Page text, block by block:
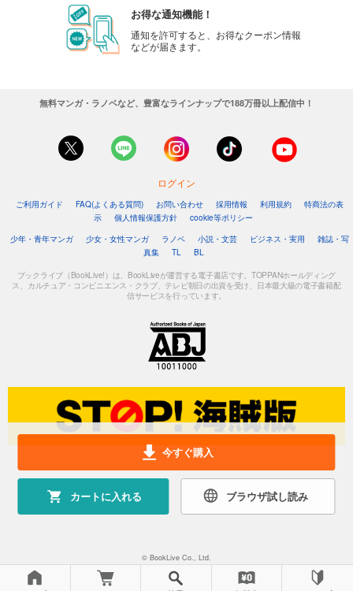
今すぐ購入
カートに入れる ブラウザ試し読み
お得な通知機能！
通知を許可すると、お得なクーポン情報
などが届きます。
無料マンガ・ラノベなど、豊富なラインナップで188万冊以上配信中！
ログイン
ご利用ガイド FAQ(よくある質問) お問い合わせ 採用情報 利用規約
特商法の表
示
個人情報保護方針
cookie等ポリシー
少年・青年マンガ
少女・女性マンガ ラノベ 小説・文芸 ビジネス・実用
雑誌・写
真集
TL BL
ブックライブ（BookLive!）は、BookLiveが運営する電子書店です。TOPPANホールディング
ス、カルチュア・コンビニエンス・クラブ、テレビ朝日の出資を受け、日本最大級の電子書籍配
信サービスを行っています。
© BookLive Co., Ltd.